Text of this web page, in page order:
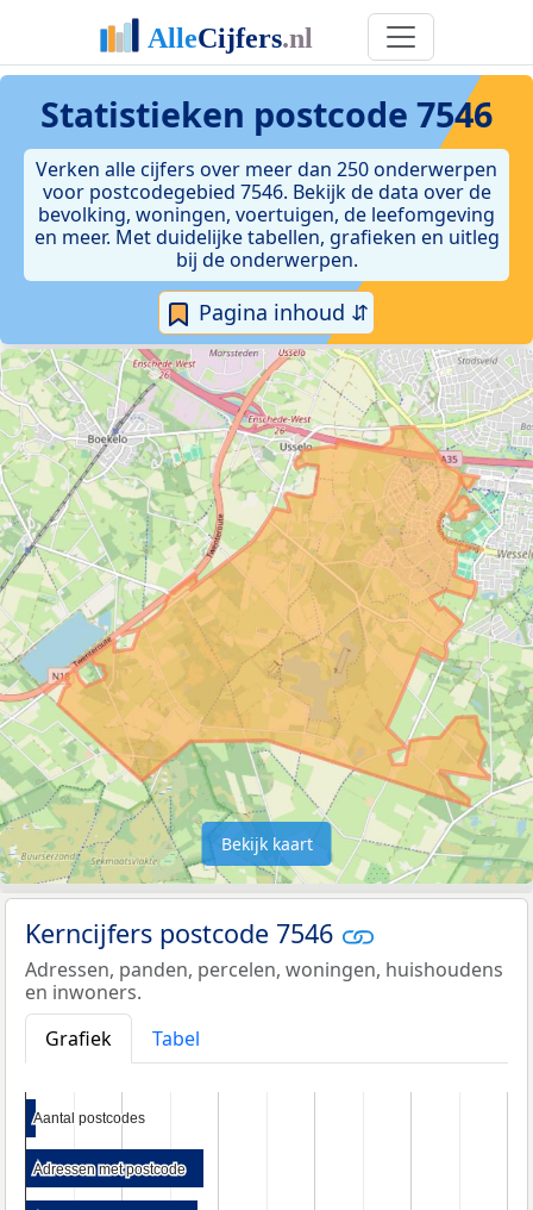
Statistieken postcode 7546
Verken alle cijfers over meer dan 250 onderwerpen
voor postcodegebied 7546. Bekijk de data over de
bevolking, woningen, voertuigen, de leefomgeving
en meer. Met duidelijke tabellen, grafieken en uitleg
bij de onderwerpen.
Pagina inhoud ⇵
Bekijk kaart
Kerncijfers postcode 7546
Adressen, panden, percelen, woningen, huishoudens
en inwoners.
Grafiek
Tabel
Aantal postcodes
Aantal postcodes
Adressen met postcode
Adressen met postcode